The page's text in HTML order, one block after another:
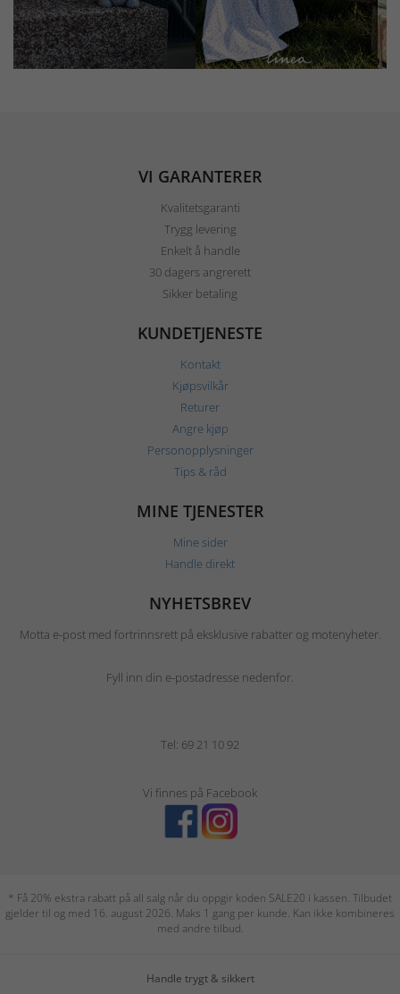
VI GARANTERER
Kvalitetsgaranti
Trygg levering
Enkelt å handle
30 dagers angrerett
Sikker betaling
KUNDETJENESTE
Kontakt
Kjøpsvilkår
Returer
Angre kjøp
Personopplysninger
Tips & råd
MINE TJENESTER
Mine sider
Handle direkt
NYHETSBREV
Motta e-post med fortrinnsrett på eksklusive rabatter og motenyheter.
Fyll inn din e-postadresse nedenfor.
Tel: 69 21 10 92
Vi finnes på Facebook
* Få 20% ekstra rabatt på all salg når du oppgir koden SALE20 i kassen. Tilbudet
gjelder til og med 16. august 2026. Maks 1 gang per kunde. Kan ikke kombineres
med andre tilbud.
Handle trygt & sikkert